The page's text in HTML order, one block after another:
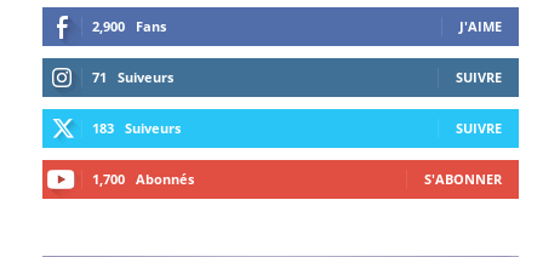
2,900 Fans J'AIME
71 Suiveurs SUIVRE
183 Suiveurs SUIVRE
1,700 Abonnés S'ABONNER